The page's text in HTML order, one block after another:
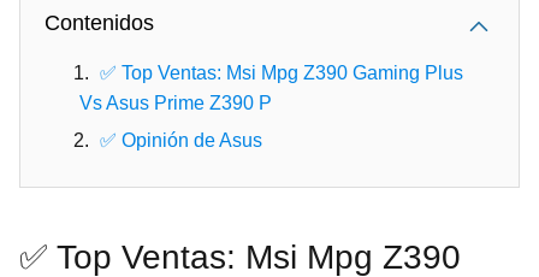
Contenidos
✅ Top Ventas: Msi Mpg Z390 Gaming Plus
Vs Asus Prime Z390 P
✅ Opinión de Asus
✅ Top Ventas: Msi Mpg Z390